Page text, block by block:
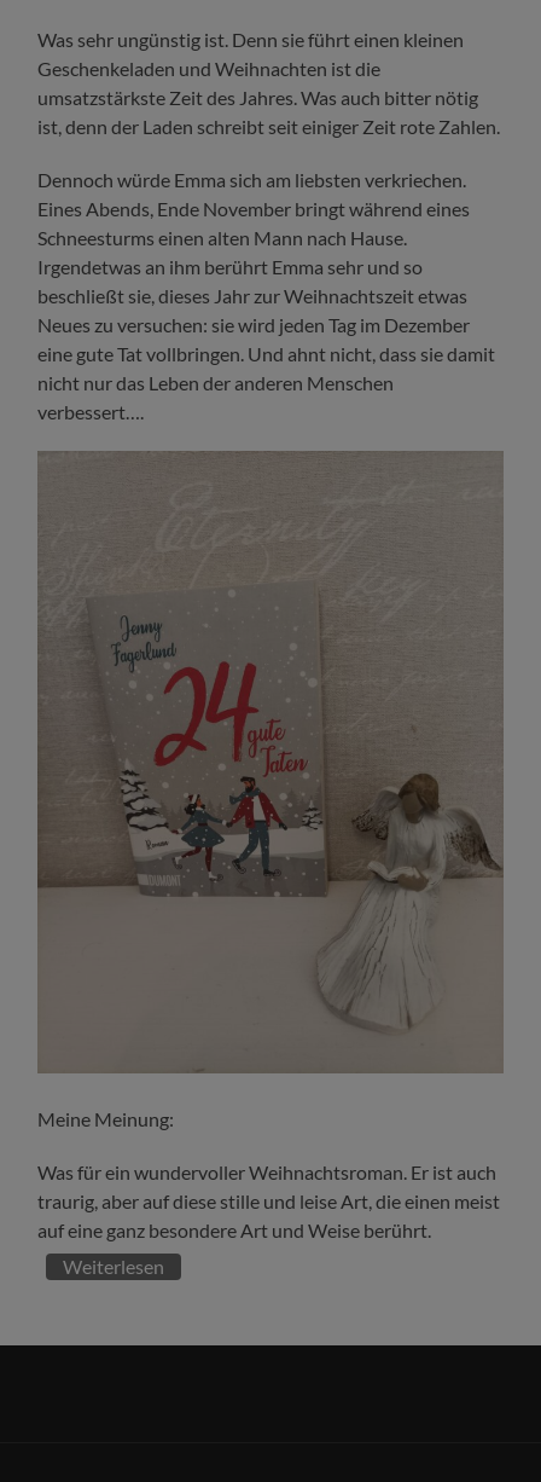
Was sehr ungünstig ist. Denn sie führt einen kleinen
Geschenkeladen und Weihnachten ist die
umsatzstärkste Zeit des Jahres. Was auch bitter nötig
ist, denn der Laden schreibt seit einiger Zeit rote Zahlen.
Dennoch würde Emma sich am liebsten verkriechen.
Eines Abends, Ende November bringt während eines
Schneesturms einen alten Mann nach Hause.
Irgendetwas an ihm berührt Emma sehr und so
beschließt sie, dieses Jahr zur Weihnachtszeit etwas
Neues zu versuchen: sie wird jeden Tag im Dezember
eine gute Tat vollbringen. Und ahnt nicht, dass sie damit
nicht nur das Leben der anderen Menschen
verbessert….
Meine Meinung:
Was für ein wundervoller Weihnachtsroman. Er ist auch
traurig, aber auf diese stille und leise Art, die einen meist
auf eine ganz besondere Art und Weise berührt.
Weiterlesen